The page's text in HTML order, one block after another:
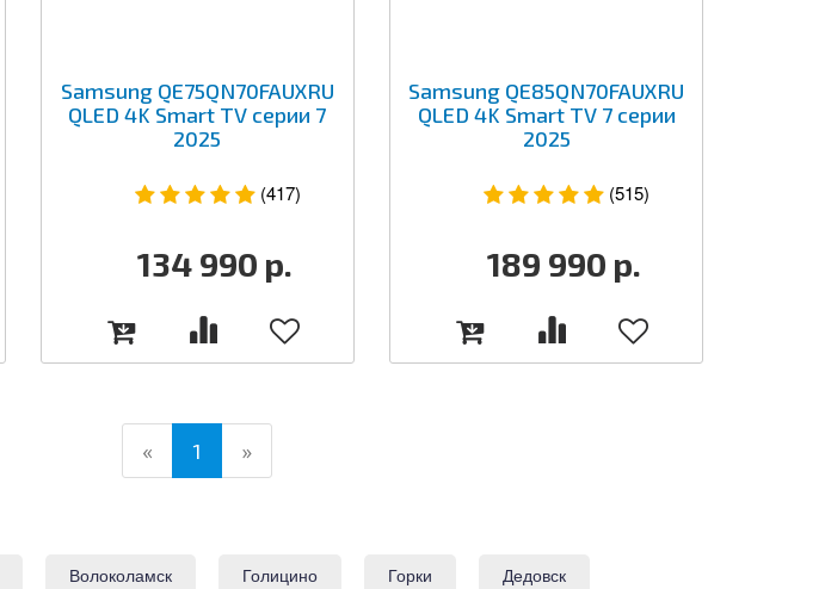
Samsung QE75QN70FAUXRU
QLED 4K Smart TV серии 7
2025
(417)
134 990 р.
Samsung QE85QN70FAUXRU
QLED 4K Smart TV 7 серии
2025
(515)
189 990 р.
« 1 (current)
»
Волоколамск Голицино Горки Дедовск